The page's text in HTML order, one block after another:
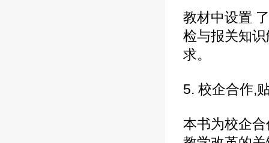
教材中设置
检与报关知
求。
5. 校企合作,
本书为校企